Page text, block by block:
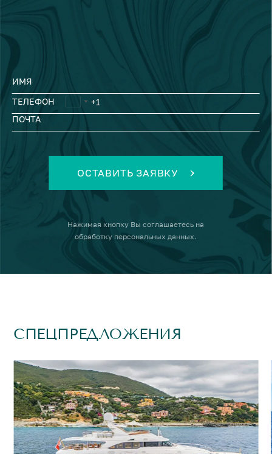
ИМЯ
ТЕЛЕФОН
ПОЧТА
ОСТАВИТЬ ЗАЯВКУ
Нажимая кнопку Вы соглашаетесь на
обработку персональных данных.
СПЕЦПРЕДЛОЖЕНИЯ